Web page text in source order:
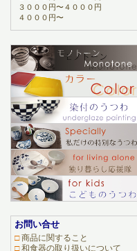
３０００円〜４０００円
４０００円〜
お問い合せ
□商品に関すること
□和食器の取り扱いについて